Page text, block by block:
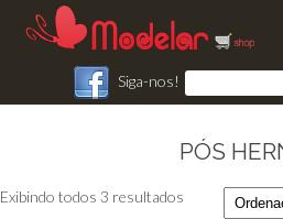
Siga-nos!
PÓS
Exibindo todos 3 resultados